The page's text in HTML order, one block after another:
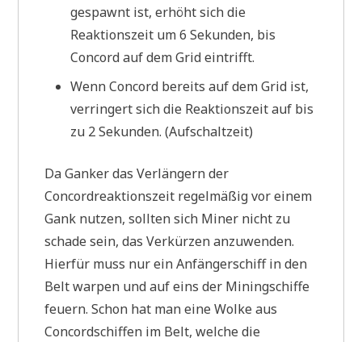
gespawnt ist, erhöht sich die
Reaktionszeit um 6 Sekunden, bis
Concord auf dem Grid eintrifft.
Wenn Concord bereits auf dem Grid ist,
verringert sich die Reaktionszeit auf bis
zu 2 Sekunden. (Aufschaltzeit)
Da Ganker das Verlängern der
Concordreaktionszeit regelmäßig vor einem
Gank nutzen, sollten sich Miner nicht zu
schade sein, das Verkürzen anzuwenden.
Hierfür muss nur ein Anfängerschiff in den
Belt warpen und auf eins der Miningschiffe
feuern. Schon hat man eine Wolke aus
Concordschiffen im Belt, welche die